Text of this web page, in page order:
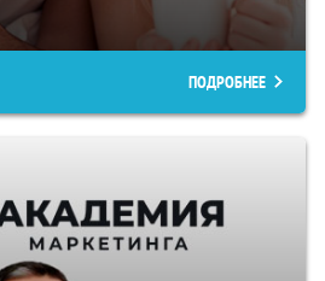
ПОДРОБНЕЕ